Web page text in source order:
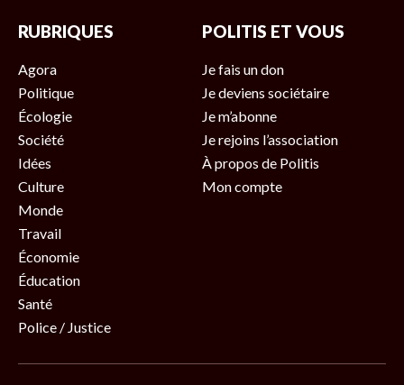
RUBRIQUES
Agora
Politique
Écologie
Société
Idées
Culture
Monde
Travail
Économie
Éducation
Santé
Police / Justice
POLITIS ET VOUS
Je fais un don
Je deviens sociétaire
Je m’abonne
Je rejoins l’association
À propos de Politis
Mon compte